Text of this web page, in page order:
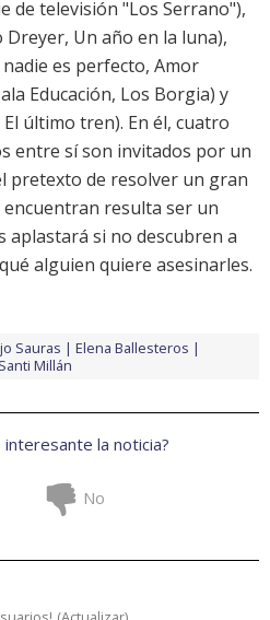
de televisión "Los Serrano"),
Dreyer, Un año en la luna),
es perfecto, Amor
Educación, Los Borgia) y
El último tren). En él, cuatro
entre sí son invitados por un
pretexto de resolver un gran
encuentran resulta ser un
aplastará si no descubren a
alguien quiere asesinarles.
Sauras
Elena Ballesteros
Santi Millán
interesante la noticia?
No